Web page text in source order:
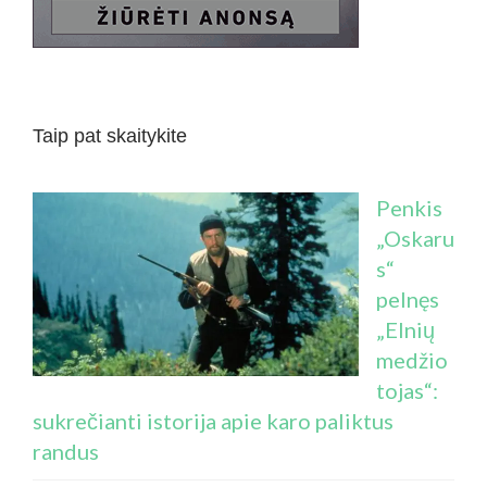
Taip pat skaitykite
Penkis
„Oskaru
s“
pelnęs
„Elnių
medžio
tojas“:
sukrečianti istorija apie karo paliktus
randus